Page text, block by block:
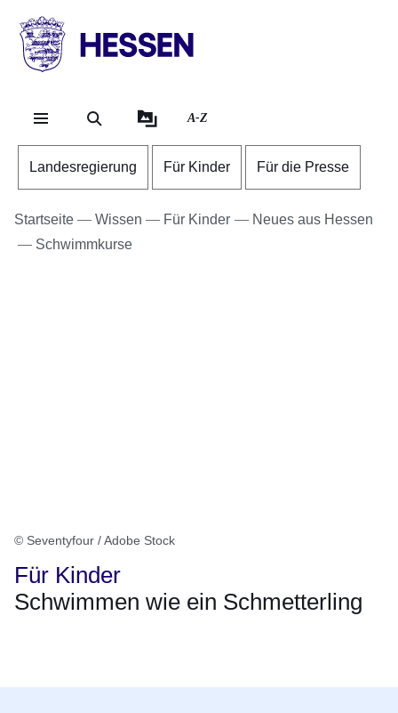
HESSEN
Landesregierung
A-Z
Landesregierung Für Kinder Für die Presse
Startseite Wissen Für Kinder
Neues aus Hessen
Schwimmkurse
© Seventyfour / Adobe Stock
Für Kinder
Schwimmen wie ein Schmetterling